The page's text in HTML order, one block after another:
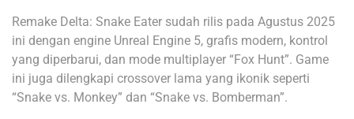
Remake Delta: Snake Eater sudah rilis pada Agustus 2025
ini dengan engine Unreal Engine 5, grafis modern, kontrol
yang diperbarui, dan mode multiplayer “Fox Hunt”. Game
ini juga dilengkapi crossover lama yang ikonik seperti
“Snake vs. Monkey” dan “Snake vs. Bomberman”.